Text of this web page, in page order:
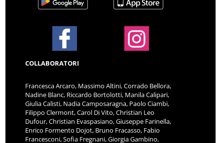
COLLABORATORI
Francesca Arcaro, Massimo Altini, Corrado Bellora,
Nadine Blanc, Riccardo Bortolotti, Manila Calipari,
Giulia Calisti, Nadia Camposaragna, Paolo Ciambi,
Filippo Clermont, Carol Di Vito, Christian Leo
Dufour, Christian Evaspasiano, Giuseppe Farinella,
Enrico Formento Dojot, Bruno Fracasso, Fabio
Francesconi, Sofia Fregnani, Giorgia Gambino,